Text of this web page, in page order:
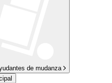
de mudanza